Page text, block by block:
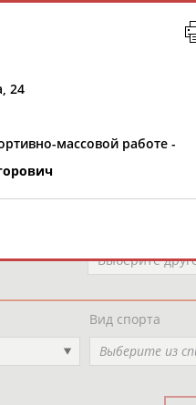
Выберите
Вид спорта
Выберите из
24
массовой работе -